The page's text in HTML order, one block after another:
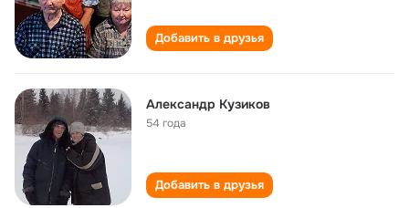
Добавить в друзья
Александр Кузиков
54 года
Добавить в друзья